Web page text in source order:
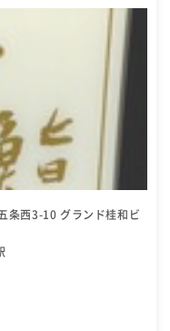
条西3-10 グランド桂和ビ